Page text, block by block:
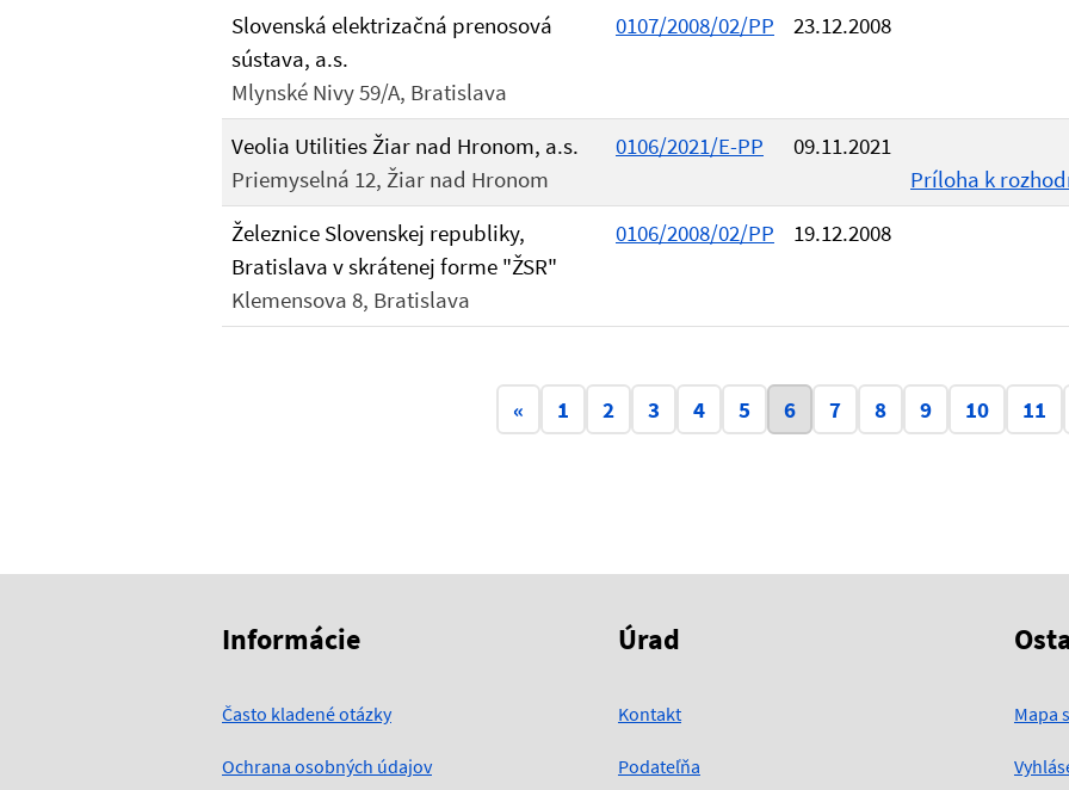
Slovenská elektrizačná prenosová
sústava, a.s.
Mlynské Nivy 59/A, Bratislava
0107/2008/02/PP 23.12.2008
Veolia Utilities Žiar nad Hronom, a.s.
Priemyselná 12, Žiar nad Hronom
0106/2021/E-PP
09.11.2021
Príloha k
Železnice Slovenskej republiky,
Bratislava v skrátenej forme "ŽSR"
Klemensova 8, Bratislava
0106/2008/02/PP 19.12.2008
« 1 2 3 4 5 6Aktuálna stránka 6
7 8 9 10 11
Informácie
Často kladené otázky
Ochrana osobných údajov
Úrad
Kontakt
Podateľňa
Mapa